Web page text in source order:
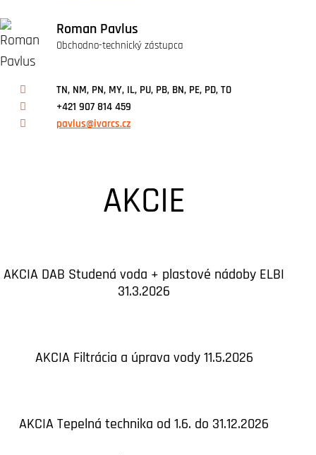
Roman Pavlus
Obchodno-technický zástupca
TN, NM, PN, MY, IL, PU, PB, BN, PE, PD, TO
+421 907 814 459
pavlus@ivarcs.cz
AKCIE
AKCIA DAB Studená voda + plastové nádoby ELBI
31.3.2026
AKCIA Filtrácia a úprava vody 11.5.2026
AKCIA Tepelná technika od 1.6. do 31.12.2026